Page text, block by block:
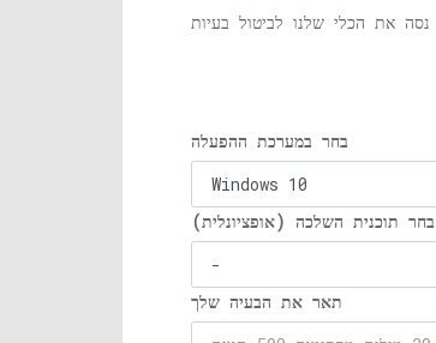
נסה את הכלי שלנו לביטול בעיות
בחר במערכת ההפעלה
בחר תוכנית השלכה (אופציונלית)
תאר את הבעיה שלך